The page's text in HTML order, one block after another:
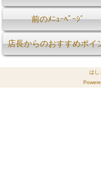
前のﾒﾆｭｰﾍﾟｰｼﾞ
店長からのおすすめポイ
はし